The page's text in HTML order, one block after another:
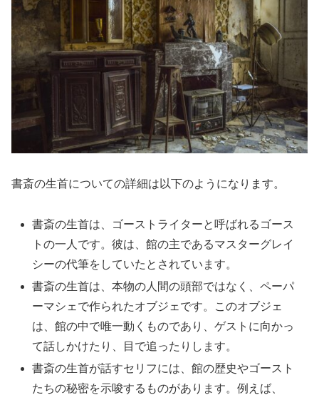
書斎の生首についての詳細は以下のようになります。
書斎の生首は、ゴーストライターと呼ばれるゴース
トの一人です。彼は、館の主であるマスターグレイ
シーの代筆をしていたとされています。
書斎の生首は、本物の人間の頭部ではなく、ペーパ
ーマシェで作られたオブジェです。このオブジェ
は、館の中で唯一動くものであり、ゲストに向かっ
て話しかけたり、目で追ったりします。
書斎の生首が話すセリフには、館の歴史やゴースト
たちの秘密を示唆するものがあります。例えば、